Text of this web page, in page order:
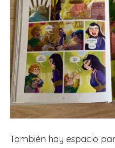
También hay espacio